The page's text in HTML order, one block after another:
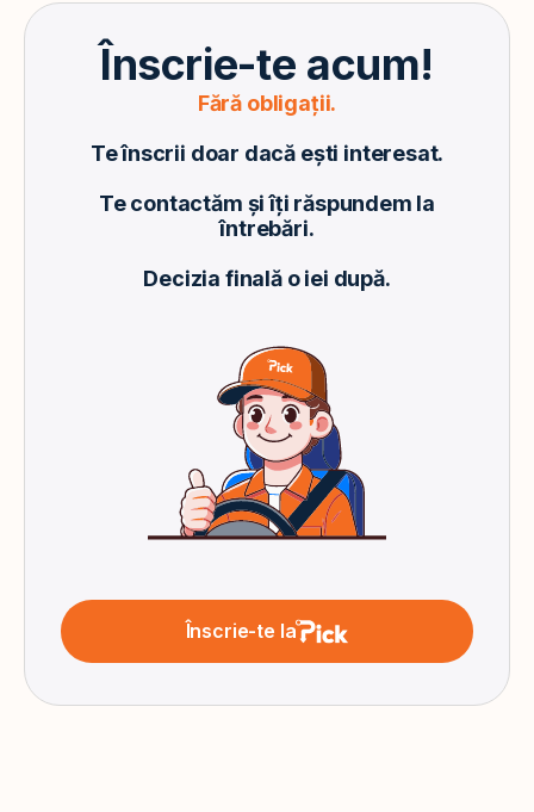
Înscrie-te acum!
Fără obligații.
Te înscrii doar dacă ești interesat.
Te contactăm și îți răspundem la
întrebări.
Decizia finală o iei după.
Înscrie-te la